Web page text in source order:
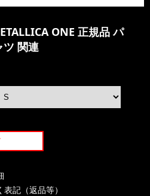
ONE 正規品 パ
ツ 関連
記（返品等）